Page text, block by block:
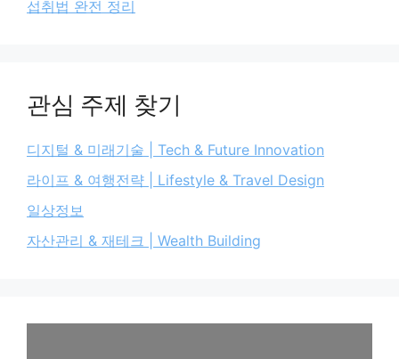
섭취법 완전 정리
관심 주제 찾기
디지털 & 미래기술 | Tech & Future Innovation
라이프 & 여행전략 | Lifestyle & Travel Design
일상정보
자산관리 & 재테크 | Wealth Building